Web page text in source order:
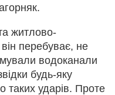
житлово-
перебуває, не
водоканали
будь-яку
таких ударів. Проте